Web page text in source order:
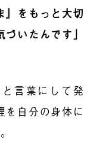
』をもっと大切
いたんです」
言葉にして発
を自分の身体に